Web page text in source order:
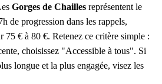
Gorges de Chailles représentent le
de progression dans les rappels,
75 € à 80 €. Retenez ce critère simple :
choisissez "Accessible à tous". Si
longue et la plus engagée, visez les